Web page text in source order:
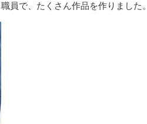
員で、たくさん作品を作りました。